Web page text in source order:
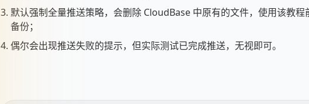
默认强制全量推送策略，会删除 CloudBase 中原有的文件，使用该教程
备份；
偶尔会出现推送失败的提示，但实际测试已完成推送，无视即可。